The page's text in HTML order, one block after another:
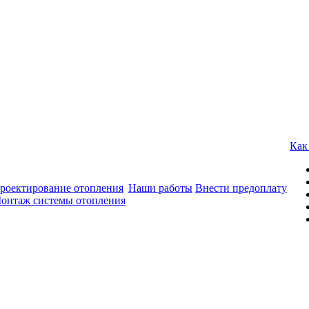
отопления
системы отопления
Наши работы Внести предоплату
Как